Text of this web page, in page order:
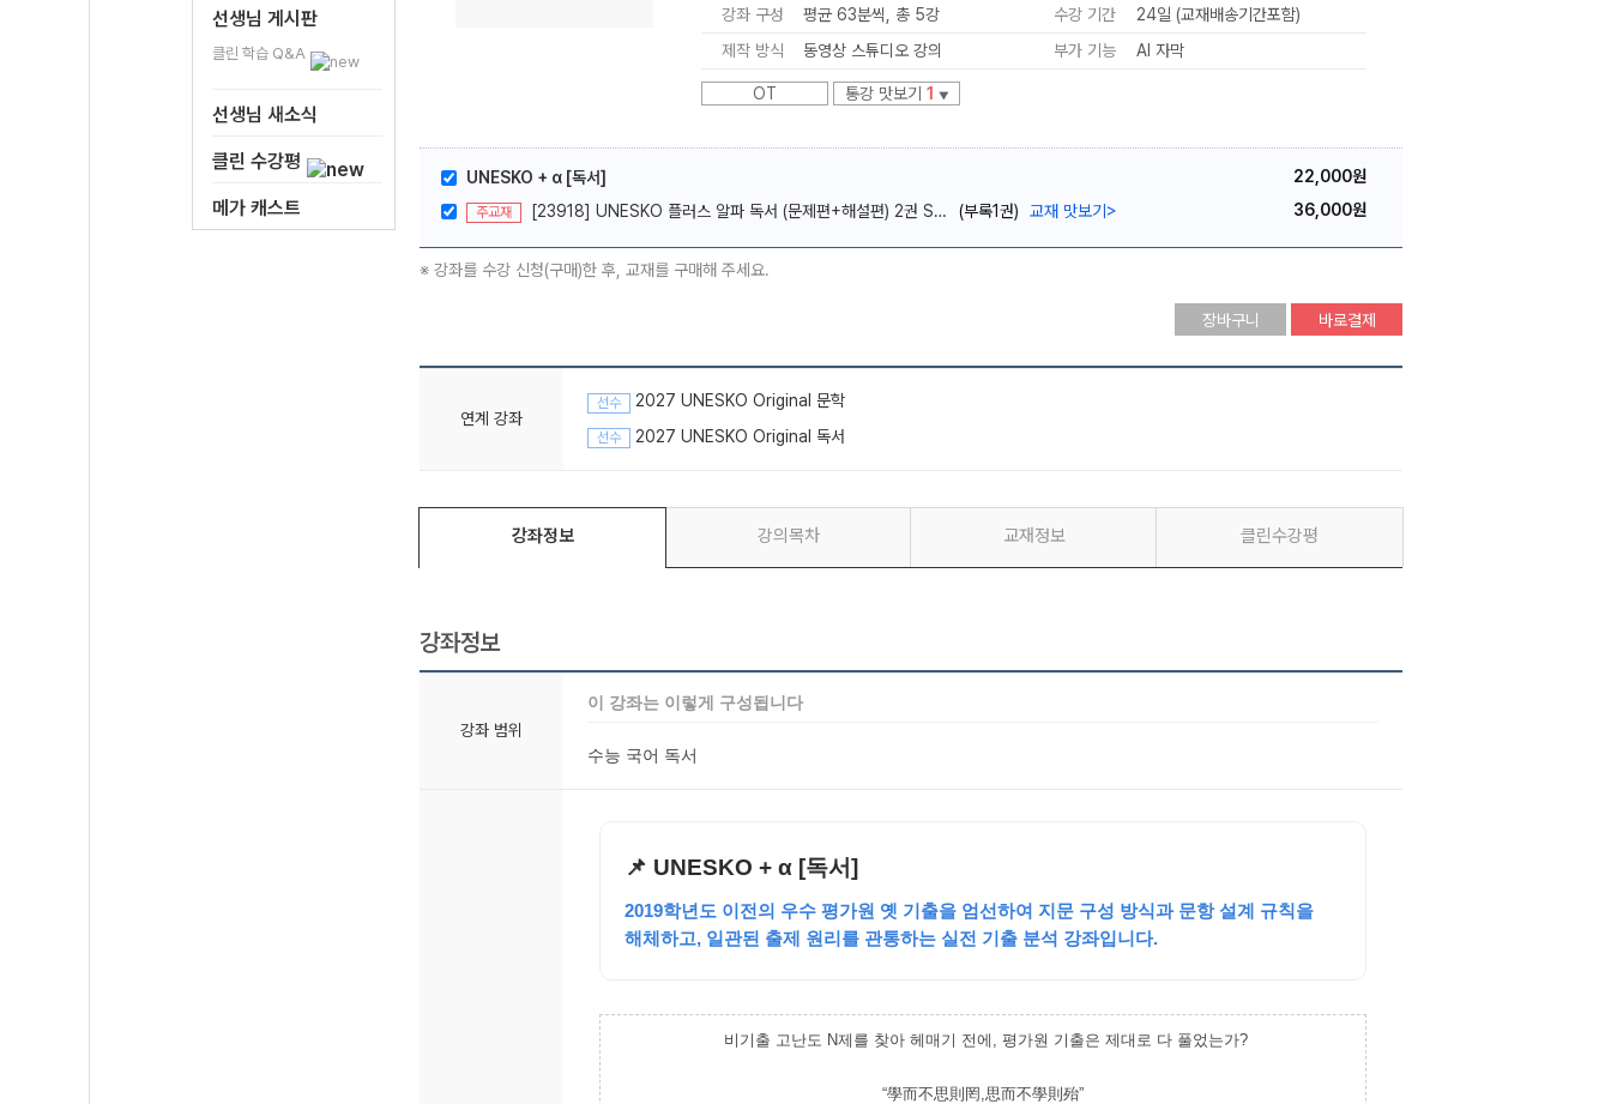
메가스터디
선생님 게시판
클린 학습 Q&A
선생님 새소식
클린 수강평
메가 캐스트
강좌 구성
평균 63분씩, 총 5강 수강 기간
24일 (교재배송기간포함)
제작 방식
동영상 스튜디오 강의 부가 기능 AI 자막
OT 통강 맛보기 1 ▼
UNESKO + α [독서] 22,000원
주교재 [23918] UNESKO 플러스 알파 독서 (문제편+해설편) 2권 SET (부록1권) 교재 맛보기 > 36,000원
※ 강좌를 수강 신청(구매)한 후, 교재를 구매해 주세요.
장바구니 바로결제
연계 강좌
선수 2027 UNESKO Original 문학
선수 2027 UNESKO Original 독서
강좌정보 강의목차 교재정보 클린수강평
강좌정보
강좌 범위
이 강좌는 이렇게 구성됩니다
수능 국어 독서
📌 UNESKO + α [독서]
2019학년도 이전의 우수 평가원 옛 기출을 엄선하여 지문 구성 방식과 문항 설계 규칙을
해체하고, 일관된 출제 원리를 관통하는 실전 기출 분석 강좌입니다.
비기출 고난도 N제를 찾아 헤매기 전에, 평가원 기출은 제대로 다 풀었는가?
“學而不思則罔,思而不學則殆”